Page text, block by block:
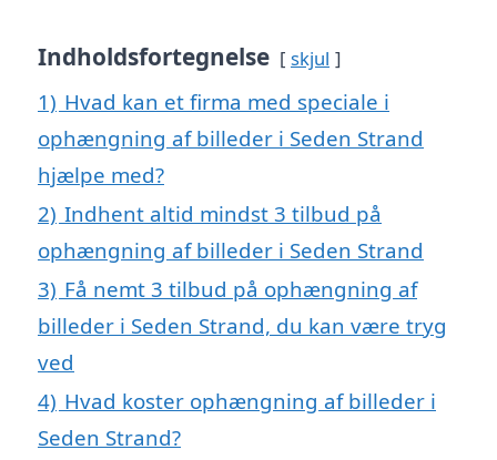
Indholdsfortegnelse skjul
1) Hvad kan et firma med speciale i
ophængning af billeder i Seden Strand
hjælpe med?
2) Indhent altid mindst 3 tilbud på
ophængning af billeder i Seden Strand
3) Få nemt 3 tilbud på ophængning af
billeder i Seden Strand, du kan være tryg
ved
4) Hvad koster ophængning af billeder i
Seden Strand?